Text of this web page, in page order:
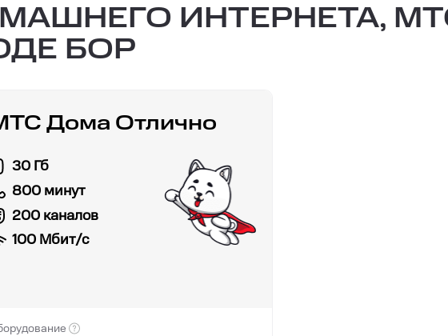
ИНТЕРНЕТА,
БОР
Дома Отлично
30 Гб
800 минут
200 каналов
100Мбит/с